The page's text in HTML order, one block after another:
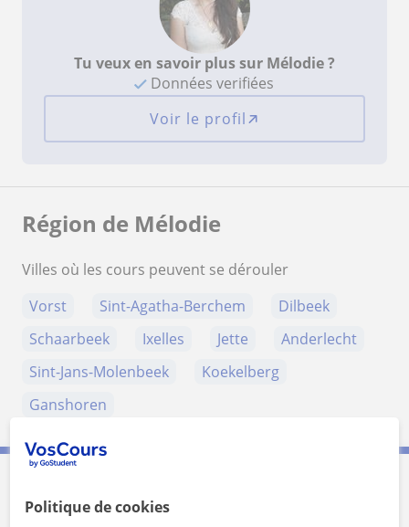
Tu veux en savoir plus sur Mélodie ?
Données verifiées
Voir le profil
Région de Mélodie
Villes où les cours peuvent se dérouler
Vorst
Sint-Agatha-Berchem
Dilbeek
Schaarbeek
Ixelles Jette
Anderlecht
Sint-Jans-Molenbeek
Koekelberg
Ganshoren
Contactez Mélodie
Politique de cookies